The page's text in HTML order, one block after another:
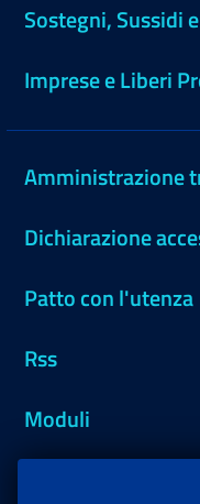
Sostegni, Sussidi
Imprese e Liberi
Amministrazione
Dichiarazione
Patto con l'utenza
Rss
Moduli